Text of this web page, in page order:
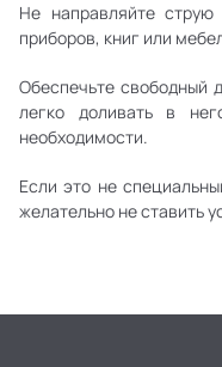
Не направляйте
приборов, книг или
Обеспечьте свободный
легко доливать в
необходимости.
Если это не
желательно не ставить